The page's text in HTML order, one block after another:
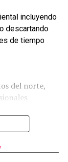
incluyendo
descartando
de tiempo
del norte,